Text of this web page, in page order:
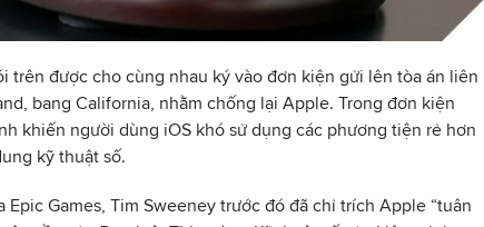
trên được cho cùng nhau ký vào đơn kiện gửi lên tòa án liên
bang California, nhằm chống lại Apple. Trong đơn kiện
khiến người dùng iOS khó sử dụng các phương tiện rẻ hơn
kỹ thuật số.
Epic Games, Tim Sweeney trước đó đã chỉ trích Apple “tuân